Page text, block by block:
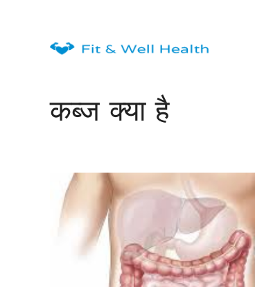
कब्ज क्या है